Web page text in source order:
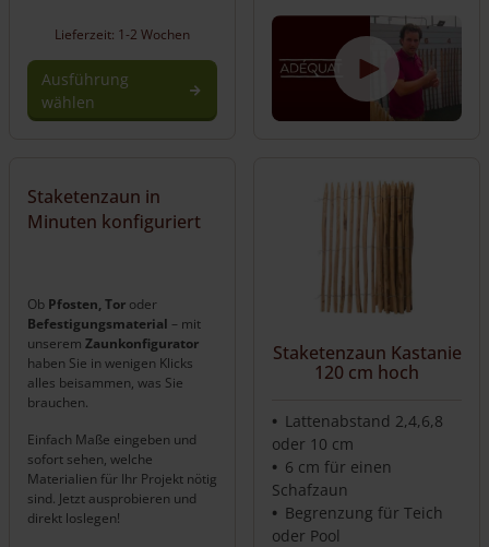
Lieferzeit: 1-2 Wochen
Ausführung
wählen
mehrere
Varianten
können
auf
der
Produktseite
gewählt
Staketenzaun in
Minuten konfiguriert
Ob Pfosten, Tor oder
Befestigungsmaterial – mit
unserem Zaunkonfigurator
haben Sie in wenigen Klicks
alles beisammen, was Sie
brauchen.
Einfach Maße eingeben und
sofort sehen, welche
Materialien für Ihr Projekt nötig
sind. Jetzt ausprobieren und
direkt loslegen!
Staketenzaun Kastanie
120 cm hoch
Lattenabstand 2,4,6,8
oder 10 cm
6 cm für einen
Schafzaun
Begrenzung für Teich
oder Pool